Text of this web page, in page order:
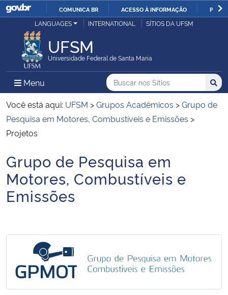
IR
COMUNICA BR ACESSO À INFORMAÇÃO
Ministério da Justiça e Segurança Pública
Ministério da Defesa
Ministério das Relações Exteriores
Ministério da Economia
Ministério da Infraestrutura
Ministério da Agricultura, Pecuária e Abastecimento
Ministério da Cidadania
Ministério da Saúde
Ministério de Minas e Energia
LANGUAGES INTERNATIONAL SÍTIOS DA UFSM
UFSM
Universidade Federal de Santa Maria
Menu Menu Principal do Sítio
Busca
Buscar no nos Sítios
Busca:
Você está aqui: UFSM >Grupos Acadêmicos >Grupo de
Pesquisa em Motores, Combustíveis e Emissões >
Projetos
Início do conteúdo
Grupo de Pesquisa em
Motores, Combustíveis e
Emissões